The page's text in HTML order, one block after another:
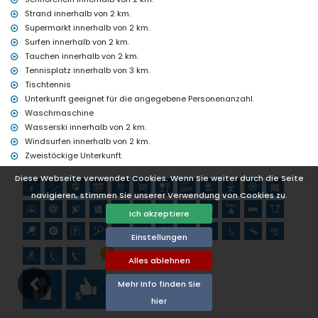
Diese Webseite verwendet Cookies. Wenn Sie weiter durch die Seite
navigieren, stimmen Sie unserer Verwendung von Cookies zu.
Ich akzeptiere
Einstellungen
Alles ablehnen
Mehr Info finden Sie
hier
Jávea), Ruine (Pueblo Histórico, Jávea), Denkmal (Molinos de
Jávea), Historische Stätte (Histórico und Jávea) (innerhalb von 5
Kilometern von der Unterkunft)
Burg (Portal de la Vila und Denia) (innerhalb von 25 Kilometern von
der Unterkunft)
Sport
Tennis, Mountainbiken, Radfahren, Klettern, Kanufahren,
und Wasserski (innerhalb von 5 Kilometern von der Unterkunft)
Golf (Jávea Golf Club, Jávea) und Reiten (innerhalb von 10
Kilometern von der Unterkunft)
Strand innerhalb von 2 km.
Supermarkt innerhalb von 2 km.
Surfen innerhalb von 2 km.
Tauchen innerhalb von 2 km.
Tennisplatz innerhalb von 3 km.
Tischtennis
Unterkunft geeignet für die angegebene Personenanzahl.
Waschmaschine
Wasserski innerhalb von 2 km.
Windsurfen innerhalb von 2 km.
Zweistöckige Unterkunft.